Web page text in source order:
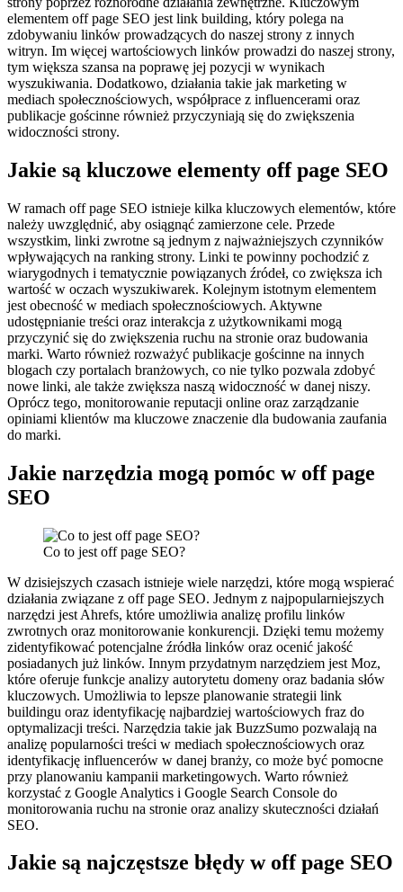
elementem off page SEO jest link building, który polega na
zdobywaniu linków prowadzących do naszej strony z innych
witryn. Im więcej wartościowych linków prowadzi do naszej strony,
tym większa szansa na poprawę jej pozycji w wynikach
wyszukiwania. Dodatkowo, działania takie jak marketing w
mediach społecznościowych, współprace z influencerami oraz
publikacje gościnne również przyczyniają się do zwiększenia
widoczności strony.
Jakie są kluczowe elementy off page SEO
W ramach off page SEO istnieje kilka kluczowych elementów, które
należy uwzględnić, aby osiągnąć zamierzone cele. Przede
wszystkim, linki zwrotne są jednym z najważniejszych czynników
wpływających na ranking strony. Linki te powinny pochodzić z
wiarygodnych i tematycznie powiązanych źródeł, co zwiększa ich
wartość w oczach wyszukiwarek. Kolejnym istotnym elementem
jest obecność w mediach społecznościowych. Aktywne
udostępnianie treści oraz interakcja z użytkownikami mogą
przyczynić się do zwiększenia ruchu na stronie oraz budowania
marki. Warto również rozważyć publikacje gościnne na innych
blogach czy portalach branżowych, co nie tylko pozwala zdobyć
nowe linki, ale także zwiększa naszą widoczność w danej niszy.
Oprócz tego, monitorowanie reputacji online oraz zarządzanie
opiniami klientów ma kluczowe znaczenie dla budowania zaufania
do marki.
Jakie narzędzia mogą pomóc w off page
SEO
Co to jest off page SEO?
W dzisiejszych czasach istnieje wiele narzędzi, które mogą wspierać
działania związane z off page SEO. Jednym z najpopularniejszych
narzędzi jest Ahrefs, które umożliwia analizę profilu linków
zwrotnych oraz monitorowanie konkurencji. Dzięki temu możemy
zidentyfikować potencjalne źródła linków oraz ocenić jakość
posiadanych już linków. Innym przydatnym narzędziem jest Moz,
które oferuje funkcje analizy autorytetu domeny oraz badania słów
kluczowych. Umożliwia to lepsze planowanie strategii link
buildingu oraz identyfikację najbardziej wartościowych fraz do
optymalizacji treści. Narzędzia takie jak BuzzSumo pozwalają na
analizę popularności treści w mediach społecznościowych oraz
identyfikację influencerów w danej branży, co może być pomocne
przy planowaniu kampanii marketingowych. Warto również
korzystać z Google Analytics i Google Search Console do
monitorowania ruchu na stronie oraz analizy skuteczności działań
SEO.
Jakie są najczęstsze błędy w off page SEO